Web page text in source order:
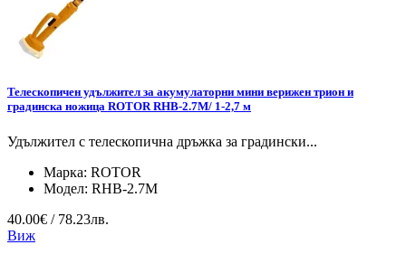
Телескопичен удължител за акумулаторни мини верижен трион и
градинска ножица ROTOR RHB-2.7M/ 1-2,7 м
Удължител с телескопична дръжка за градински...
Марка: ROTOR
Модел: RHB-2.7M
40.00€ / 78.23лв.
Виж